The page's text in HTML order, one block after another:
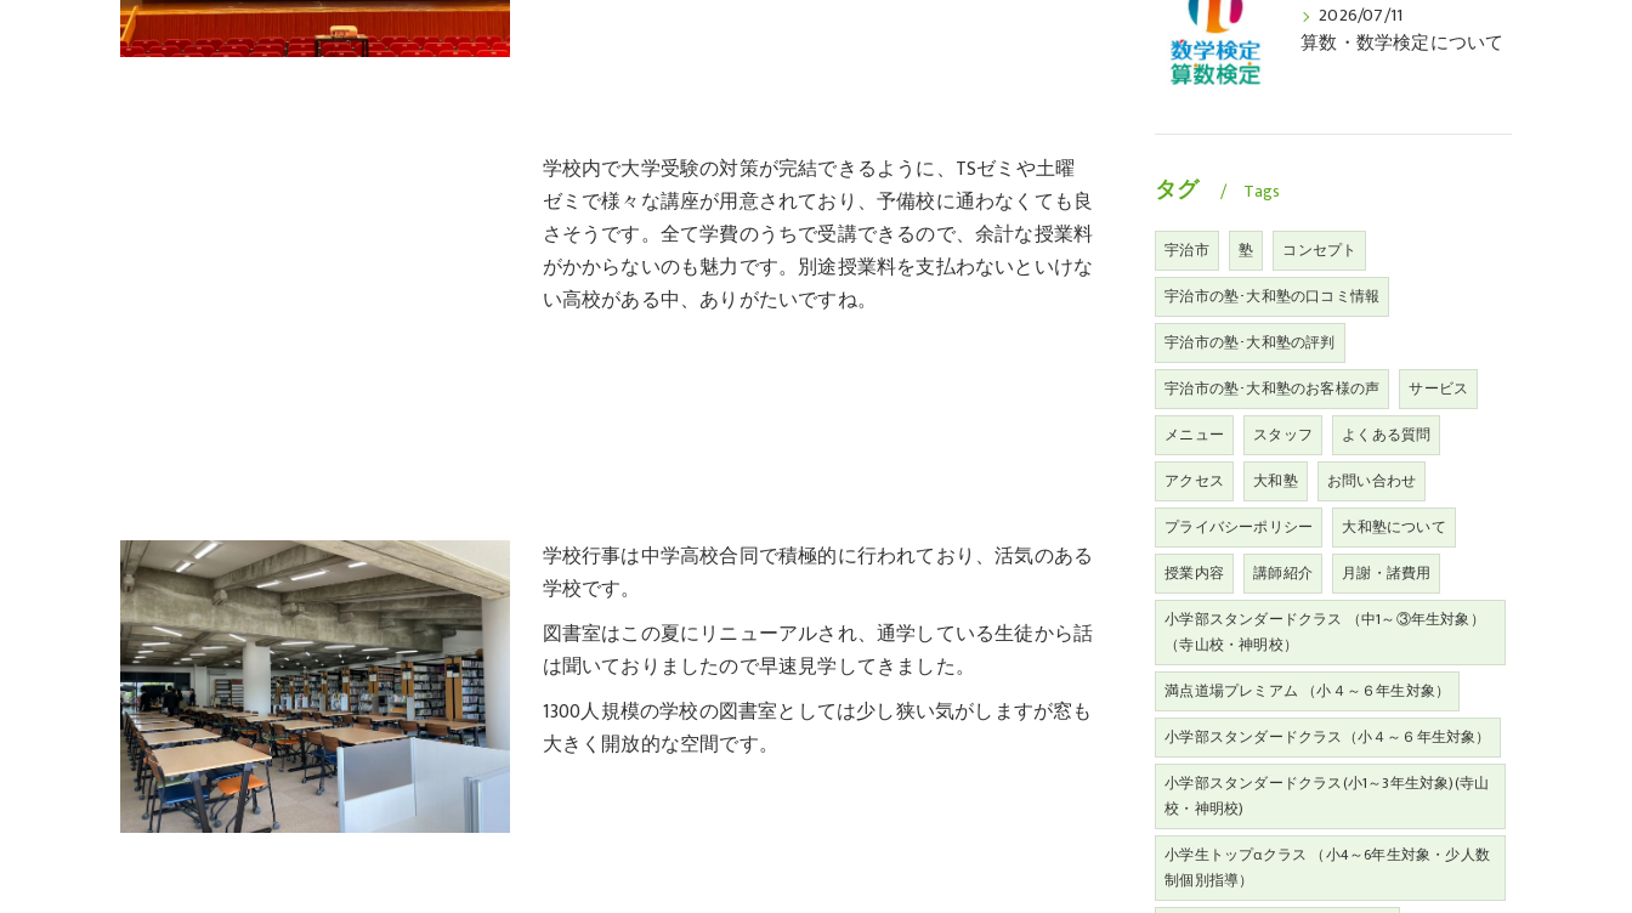
学校内で大学受験の対策が完結できるように、TSゼミや土曜
ゼミで様々な講座が用意されており、予備校に通わなくても良
さそうです。全て学費のうちで受講できるので、余計な授業料
がかからないのも魅力です。別途授業料を支払わないといけな
い高校がある中、ありがたいですね。
学校行事は中学高校合同で積極的に行われており、活気のある
学校です。
図書室はこの夏にリニューアルされ、通学している生徒から話
は聞いておりましたので早速見学してきました。
1300人規模の学校の図書室としては少し狭い気がしますが窓も
大きく開放的な空間です。
2026/07/11
算数・数学検定について
タグ Tags
宇治市 塾
コンセプト
宇治市の塾･大和塾の口コミ情報
宇治市の塾･大和塾の評判
宇治市の塾･大和塾のお客様の声
サービス
メニュー
スタッフ
よくある質問
アクセス
大和塾
お問い合わせ
プライバシーポリシー
大和塾について
授業内容
講師紹介
月謝・諸費用
小学部スタンダードクラス （中1～③年生対象）
（寺山校・神明校）
満点道場プレミアム （小４～６年生対象）
小学部スタンダードクラス（小４～６年生対象）
小学部スタンダードクラス(小1～3年生対象)(寺山
校・神明校)
小学生トップαクラス （小4～6年生対象・少人数
制個別指導）